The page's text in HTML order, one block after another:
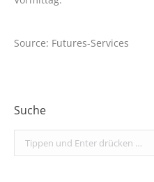
Source: Futures-Services
Suche
Search: